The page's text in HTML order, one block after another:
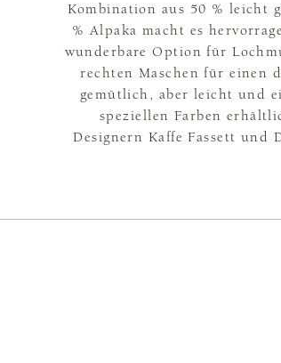
Kombination aus 50 % leicht
% Alpaka macht es
wunderbare Option für
rechten Maschen für einen
gemütlich, aber leicht und
speziellen Farben
Designern Kaffe Fassett und